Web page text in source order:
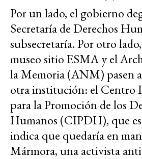
Por un lado, el gobierno
Secretaría de Derechos
subsecretaría. Por otro
museo sitio ESMA y el
la Memoria (ANM) pasen
otra institución: el Centro
para la Promoción de los
Humanos (CIPDH), que
indica que quedaría en
Mármora, una activista